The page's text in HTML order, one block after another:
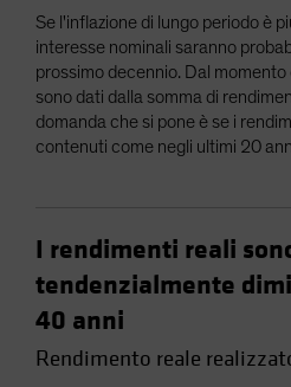
Se l'inflazione di lungo periodo è
interesse nominali saranno
prossimo decennio. Dal
sono dati dalla somma di
domanda che si pone è se i
contenuti come negli ultimi 20
I rendimenti reali
tendenzialmente
40 anni
Rendimento reale